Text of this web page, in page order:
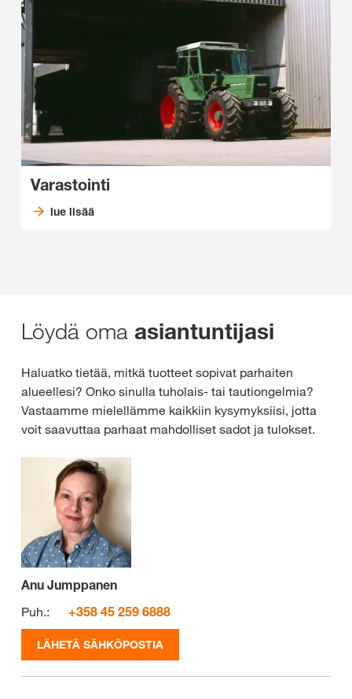
Varastointi
lue lisää
Löydä oma asiantuntijasi
Haluatko tietää, mitkä tuotteet sopivat parhaiten
alueellesi? Onko sinulla tuholais- tai tautiongelmia?
Vastaamme mielellämme kaikkiin kysymyksiisi, jotta
voit saavuttaa parhaat mahdolliset sadot ja tulokset.
Anu Jumppanen
Puh.:
+358 45 259 6888
LÄHETÄ SÄHKÖPOSTIA